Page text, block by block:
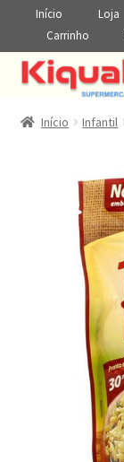
Início Loja
Carrinho
Início Infantil